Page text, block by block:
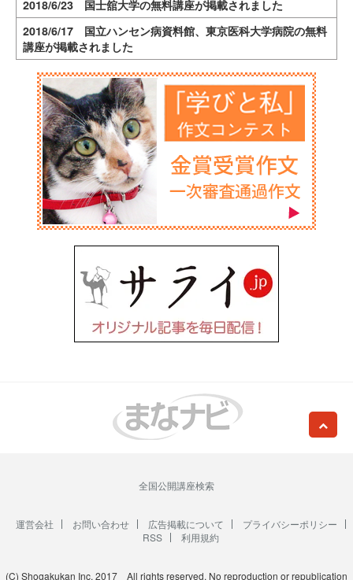
2018/6/23 国士舘大学の無料講座が掲載されました
2018/6/17 国立ハンセン病資料館、東京医科大学病院の無料
講座が掲載されました
全国公開講座検索
運営会社 お問い合わせ 広告掲載について
プライバシーポリシー
RSS
利用規約
(C) Shogakukan Inc. 2017 All rights reserved. No reproduction or republication